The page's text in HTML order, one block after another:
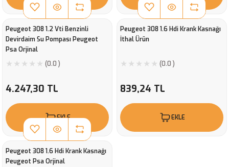
Peugeot 308 1.2 Vti Benzinli
Devirdaim Su Pompası Peugeot
Psa Orjinal
(0.0 )
4.247,30 TL
EKLE
Peugeot 308 1.6 Hdi Krank Kasnağı
İthal Ürün
(0.0 )
839,24 TL
EKLE
Peugeot 308 1.6 Hdi Krank Kasnağı
Peugeot Psa Orjinal